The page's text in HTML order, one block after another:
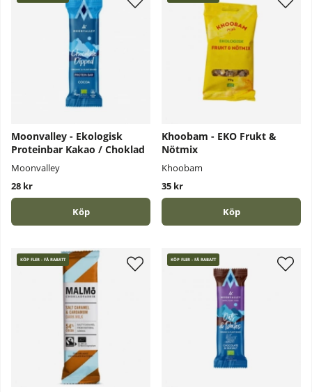
Moonvalley - Ekologisk
Proteinbar Kakao / Choklad
Moonvalley
28 kr
Köp
Khoobam - EKO Frukt &
Nötmix
Khoobam
35 kr
Köp
KÖP FLER - FÅ RABATT KÖP FLER - FÅ RABATT